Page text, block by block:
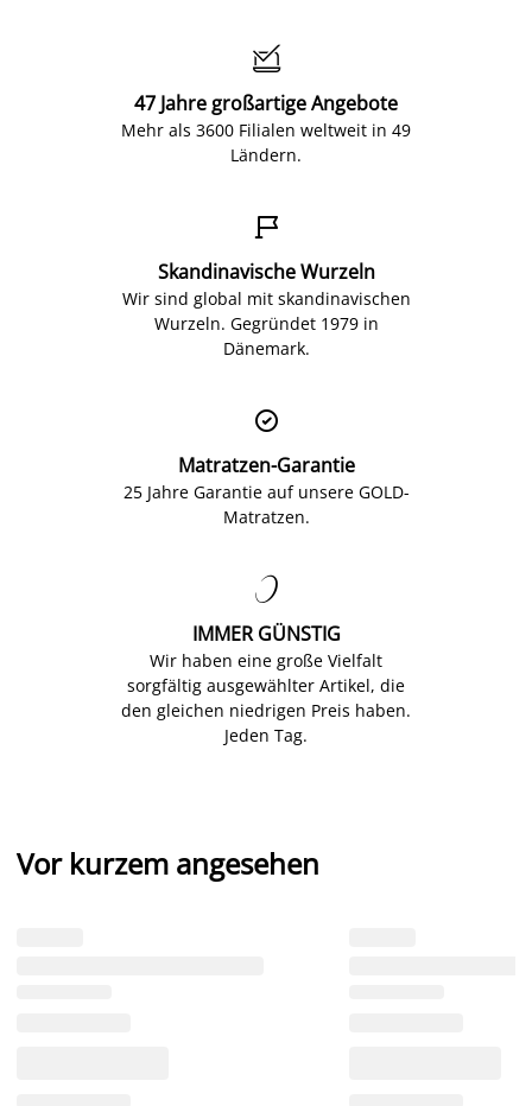

47 Jahre großartige Angebote
Mehr als 3600 Filialen weltweit in 49
Ländern.

Skandinavische Wurzeln
Wir sind global mit skandinavischen
Wurzeln. Gegründet 1979 in
Dänemark.

Matratzen-Garantie
25 Jahre Garantie auf unsere GOLD-
Matratzen.

IMMER GÜNSTIG
Wir haben eine große Vielfalt
sorgfältig ausgewählter Artikel, die
den gleichen niedrigen Preis haben.
Jeden Tag.
Vor kurzem angesehen